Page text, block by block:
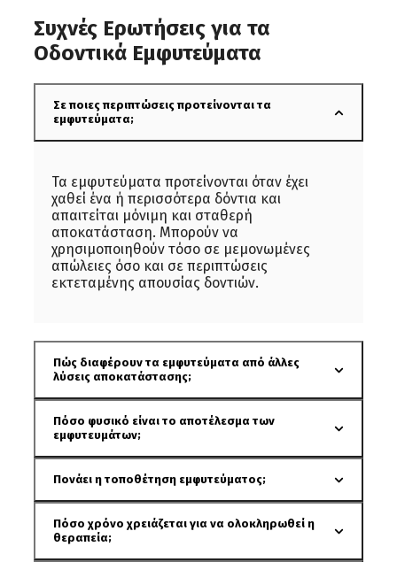
Συχνές Ερωτήσεις για τα
Οδοντικά Εμφυτεύματα
Σε ποιες περιπτώσεις προτείνονται τα
εμφυτεύματα;
Τα εμφυτεύματα προτείνονται όταν έχει
χαθεί ένα ή περισσότερα δόντια και
απαιτείται μόνιμη και σταθερή
αποκατάσταση. Μπορούν να
χρησιμοποιηθούν τόσο σε μεμονωμένες
απώλειες όσο και σε περιπτώσεις
εκτεταμένης απουσίας δοντιών.
Πώς διαφέρουν τα εμφυτεύματα από άλλες
λύσεις αποκατάστασης;
Πόσο φυσικό είναι το αποτέλεσμα των
εμφυτευμάτων;
Πονάει η τοποθέτηση εμφυτεύματος;
Πόσο χρόνο χρειάζεται για να ολοκληρωθεί η
θεραπεία;